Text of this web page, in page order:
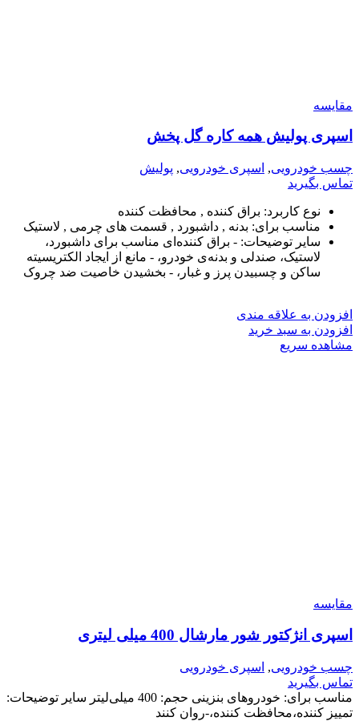
مقایسه
اسپری پولیش همه کاره گل پخش
چسب خودرویی, اسپری خودرویی, پولیش
تماس بگیرید
نوع کاربرد: براق کننده , محافظت کننده
مناسب برای: بدنه , داشبورد , قسمت‌ های چرمی , لاستیک
سایر توضیحات: - براق کننده‌ای مناسب برای داشبورد،
لاستیک، صندلی و بدنه‌ی خودرو، - مانع از ایجاد الکتریسیته
ساکن و چسبیدن پرز و غبار، - بخشیدن خاصیت ضد چروک
افزودن به علاقه مندی
افزودن به سبد خرید
مشاهده سریع
مقایسه
اسپری انژکتور شور مارشال 400 میلی لیتری
چسب خودرویی, اسپری خودرویی
تماس بگیرید
مناسب برای: خودروهای بنزینی حجم: 400 میلی‌لیتر
سایر توضیحات:
تمییز کننده،محافظت کننده،-روان کنند